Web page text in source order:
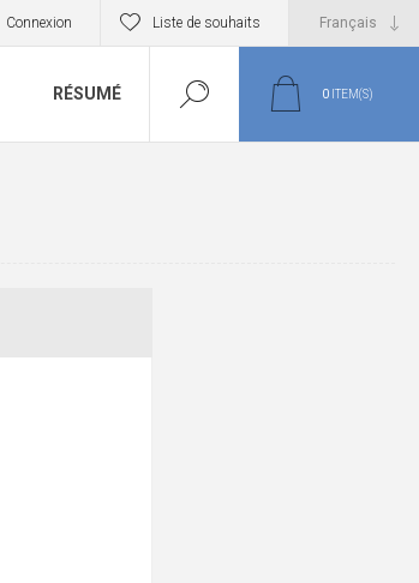
Connexion Liste de souhaits
RÉSUMÉ 0 ITEM(S)